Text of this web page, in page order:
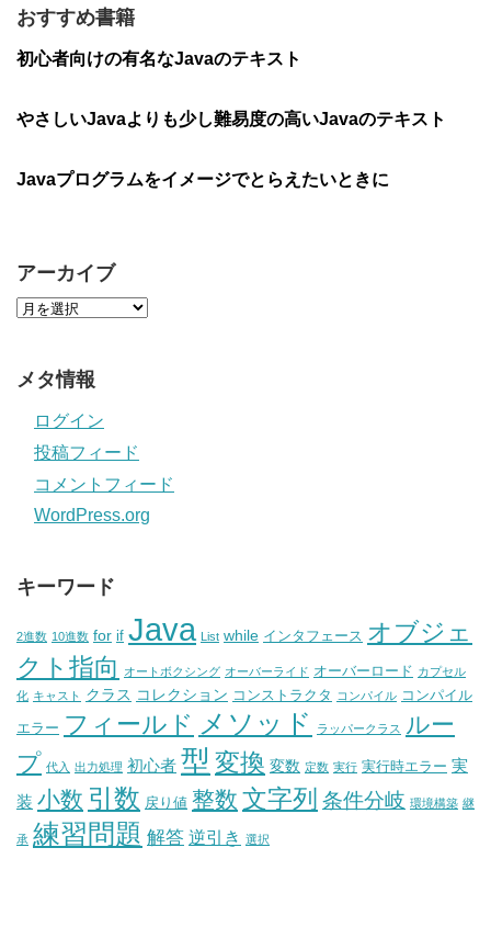
おすすめ書籍
初心者向けの有名なJavaのテキスト
やさしいJavaよりも少し難易度の高いJavaのテキスト
Javaプログラムをイメージでとらえたいときに
アーカイブ
メタ情報
ログイン
投稿フィード
コメントフィード
WordPress.org
キーワード
2進数 10進数 for if Java List while インタフェース オブジェ
クト指向
オートボクシング オーバーライド オーバーロード カプセル
化 キャスト クラス コレクション コンストラクタ コンパイル コンパイル
エラー フィールド メソッド ラッパークラス ルー
プ 代入 出力処理 初心者 型 変換 変数 定数 実行 実行時エラー 実
装 小数 引数 戻り値 整数 文字列 条件分岐 環境構築 継
承 練習問題 解答 逆引き 選択